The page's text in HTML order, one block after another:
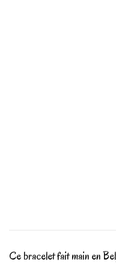
Ce bracelet fait main en